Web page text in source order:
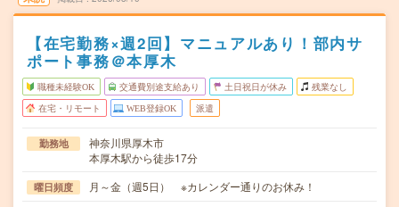
【在宅勤務×週2回】マニュアルあり！部内サ
ポート事務＠本厚木
職種未経験OK 交通費別途支給あり 土日祝日が休み 残業なし
在宅・リモート WEB登録OK 派遣
勤務地
神奈川県厚木市
本厚木駅から徒歩17分
曜日頻度 月～金（週5日） ※カレンダー通りのお休み！